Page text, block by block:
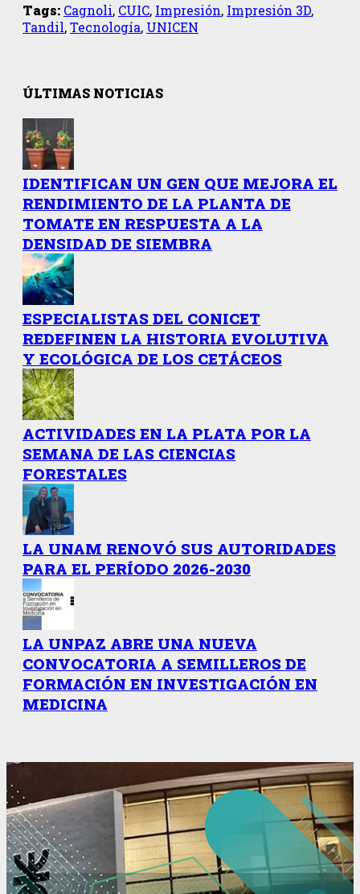
Tags: Cagnoli, CUIC, Impresión, Impresión 3D,
Tandil,Tecnología, UNICEN
ÚLTIMAS NOTICIAS
IDENTIFICAN UN GEN QUE MEJORA EL
RENDIMIENTO DE LA PLANTA DE
TOMATE EN RESPUESTA A LA
DENSIDAD DE SIEMBRA
ESPECIALISTAS DEL CONICET
REDEFINEN LA HISTORIA EVOLUTIVA
Y ECOLÓGICA DE LOS CETÁCEOS
ACTIVIDADES EN LA PLATA POR LA
SEMANA DE LAS CIENCIAS
FORESTALES
LA UNAM RENOVÓ SUS AUTORIDADES
PARA EL PERÍODO 2026-2030
LA UNPAZ ABRE UNA NUEVA
CONVOCATORIA A SEMILLEROS DE
FORMACIÓN EN INVESTIGACIÓN EN
MEDICINA